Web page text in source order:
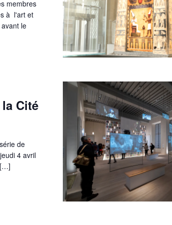
membres
à l'art et
le
Cité
de
4 avril
[…]